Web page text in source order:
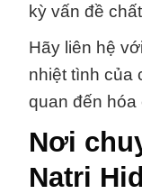
kỳ vấn đề
Hãy liên hệ
nhiệt tình của
quan đến
Nơi
Natri